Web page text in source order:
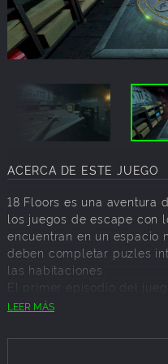
ACERCA DE ESTE JUEGO
18 Floors es una aventura
los juegos de escape con
encuentran en un espacio
deben completar puzles
las habitaciones.
El primer episodio del
salas, la sala Phantom
Su planeta natal se
Andrea, reina de Naoh
LEER MÁS